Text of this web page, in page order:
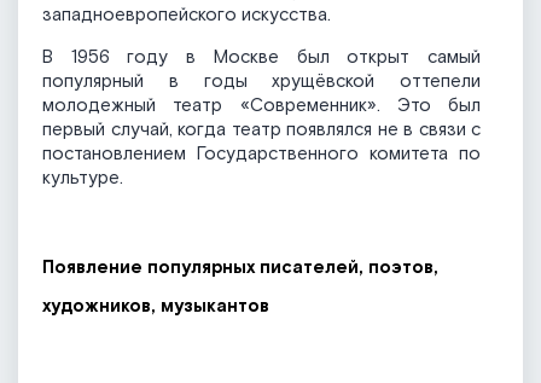
западноевропейского искусства.
В 1956 году в Москве был открыт самый
популярный в годы хрущёвской оттепели
молодежный театр «Современник». Это был
первый случай, когда театр появлялся не в связи с
постановлением Государственного комитета по
культуре.
Появление популярных писателей, поэтов,
художников, музыкантов